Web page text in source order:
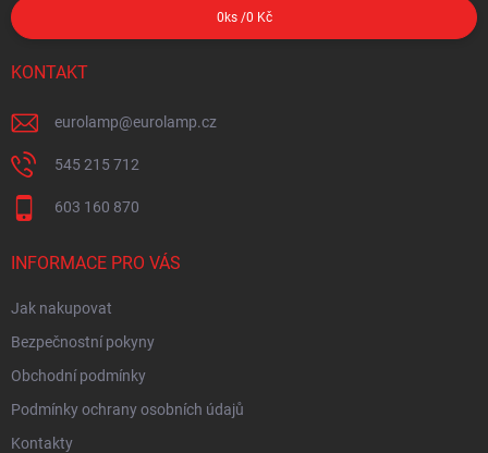
0 ks /0 Kč
KONTAKT
eurolamp@eurolamp.cz
545 215 712
603 160 870
INFORMACE PRO VÁS
Jak nakupovat
Bezpečnostní pokyny
Obchodní podmínky
Podmínky ochrany osobních údajů
Kontakty